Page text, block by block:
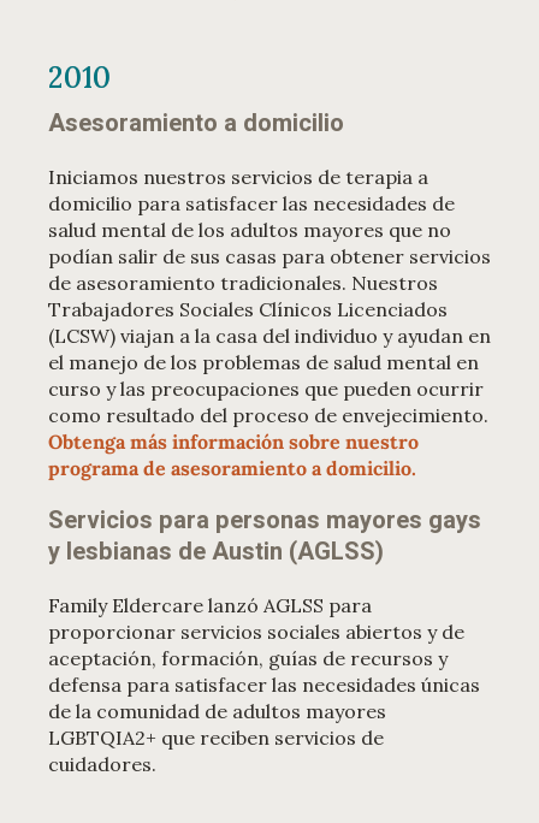
2010
Asesoramiento a domicilio
Iniciamos nuestros servicios de terapia a
domicilio para satisfacer las necesidades de
salud mental de los adultos mayores que no
podían salir de sus casas para obtener servicios
de asesoramiento tradicionales. Nuestros
Trabajadores Sociales Clínicos Licenciados
(LCSW) viajan a la casa del individuo y ayudan en
el manejo de los problemas de salud mental en
curso y las preocupaciones que pueden ocurrir
como resultado del proceso de envejecimiento.
Obtenga más información sobre nuestro
programa de asesoramiento a domicilio.
Servicios para personas mayores gays
y lesbianas de Austin (AGLSS)
Family Eldercare lanzó AGLSS para
proporcionar servicios sociales abiertos y de
aceptación, formación, guías de recursos y
defensa para satisfacer las necesidades únicas
de la comunidad de adultos mayores
LGBTQIA2+ que reciben servicios de
cuidadores.